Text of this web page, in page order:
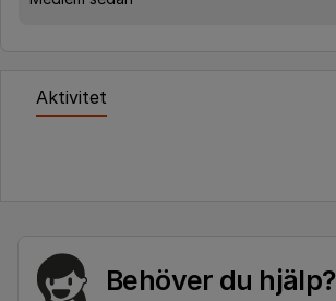
Aktivitet
Behöver du hjälp?